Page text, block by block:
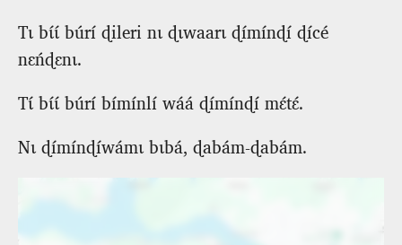
Tɩ bɩ́ɩ́ búrí ɖileri nɩ ɖɩwaarɩ ɖímínɖí ɖícé
nɛńɖɛnɩ.
Tɩ́ bɩ́ɩ́ búrí bímínlí wáá ɖímínɖí mɛ́tɛ́.
Nɩ ɖímínɖíwámɩ bɩbá, ɖabám-ɖabám.